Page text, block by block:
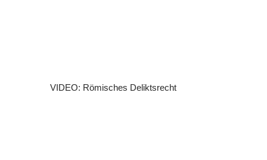
VIDEO: Römisches Deliktsrecht